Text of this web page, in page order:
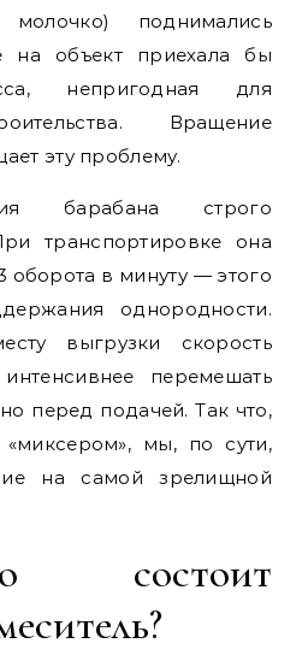
молочко) поднимались
на объект приехала бы
непригодная для
Вращение
эту проблему.
барабана строго
транспортировке она
оборота в минуту — этого
однородности.
выгрузки скорость
перемешать
перед подачей. Так что,
мы, по сути,
на самой зрелищной
состоит